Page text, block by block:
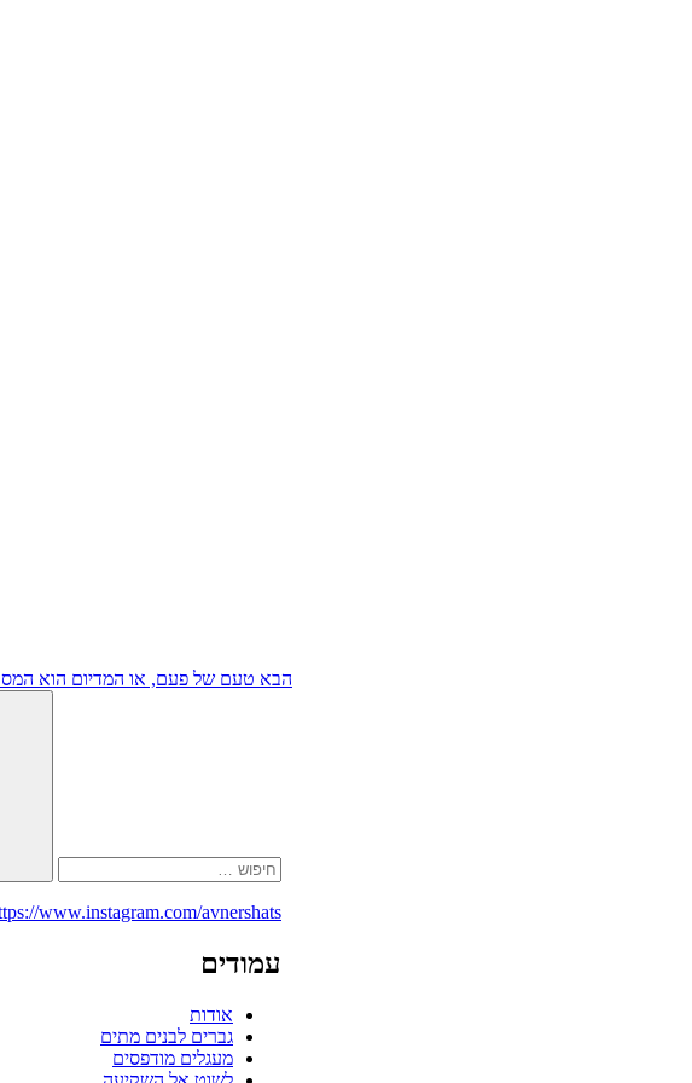
הבא טעם של פעם, או המדיום הוא
www.instagram.com/avnershats/
עמודים
אודות
גברים לבנים מתים
מעגלים מודפסים